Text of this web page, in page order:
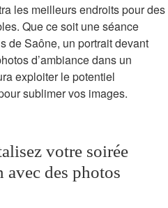
les meilleurs endroits pour des
Que ce soit une séance
de Saône, un portrait devant
d’ambiance dans un
exploiter le potentiel
sublimer vos images.
votre soirée
avec des photos